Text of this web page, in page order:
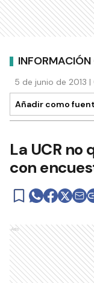
INFORMACIÓN
5 de junio de 2013
Añadir como
La UCR no
con
Ads